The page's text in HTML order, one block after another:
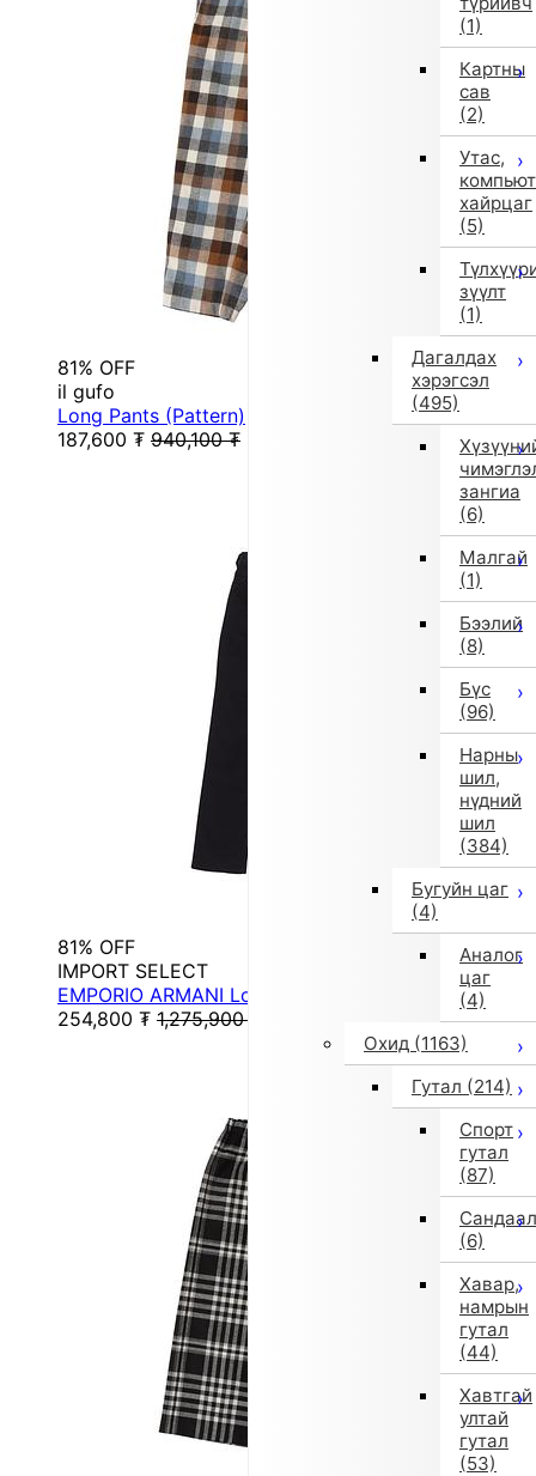
(1)
Картны
сав
(2)
Утас,
хайрцаг
(5)
зүүлт
(1)
Дагалдах
хэрэгсэл
(495)
зангиа
(6)
Малгай
(1)
Бээлий
(8)
Бүс
(96)
Нарны
шил,
нүдний
шил
(384)
Бугуйн цаг
(4)
Аналог
цаг
(4)
Охид (1163)
Гутал (214)
Спорт
гутал
(87)
Сандаал
(6)
Хавар,
намрын
гутал
(44)
Хавтгай
ултай
гутал
(53)
81% OFF
il gufo
Long Pants (Pattern)
187,600 ₮ 940,100 ₮
81% OFF
IMPORT SELECT
EMPORIO ARMANI Long Pants (Black)
254,800 ₮ 1,275,900